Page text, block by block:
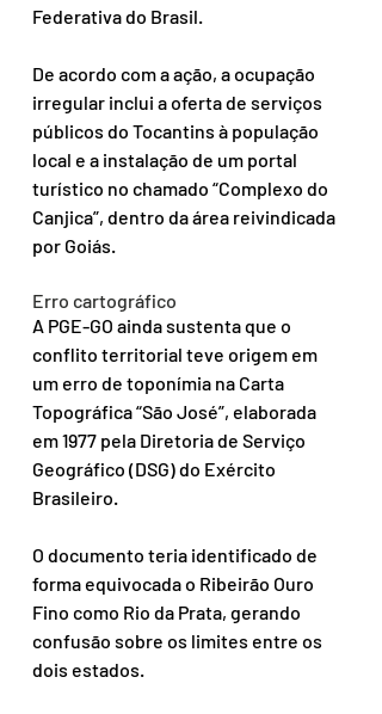
Federativa do Brasil.
De acordo com a ação, a ocupação
irregular inclui a oferta de serviços
públicos do Tocantins à população
local e a instalação de um portal
turístico no chamado “Complexo do
Canjica”, dentro da área reivindicada
por Goiás.
Erro cartográfico
A PGE-GO ainda sustenta que o
conflito territorial teve origem em
um erro de toponímia na Carta
Topográfica “São José”, elaborada
em 1977 pela Diretoria de Serviço
Geográfico (DSG) do Exército
Brasileiro.
O documento teria identificado de
forma equivocada o Ribeirão Ouro
Fino como Rio da Prata, gerando
confusão sobre os limites entre os
dois estados.